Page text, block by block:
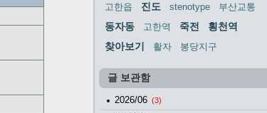
고한읍 진도 stenotype 부산교통
동자동 고한역 죽전
횡천역
찾아보기
활자 봉당지구
글 보관함
2026/06 (3)